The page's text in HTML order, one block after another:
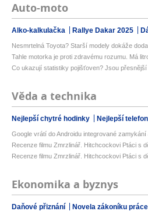
Auto-moto
Alko-kalkulačka Rallye Dakar 2025
Nesmrtelná Toyota? Starší modely dokáže
Tahle motorka je proti zdravému rozumu. Má
Co ukazují statistiky pojišťoven? Jsou
Věda a technika
Nejlepší chytré hodinky Nejlepší
Google vrátí do Androidu integrované
Recenze filmu Zmrzlinář. Hitchcockovi Ptáci s
Recenze filmu Zmrzlinář. Hitchcockovi Ptáci s
Ekonomika a byznys
Daňové přiznání Novela zákoníku práce